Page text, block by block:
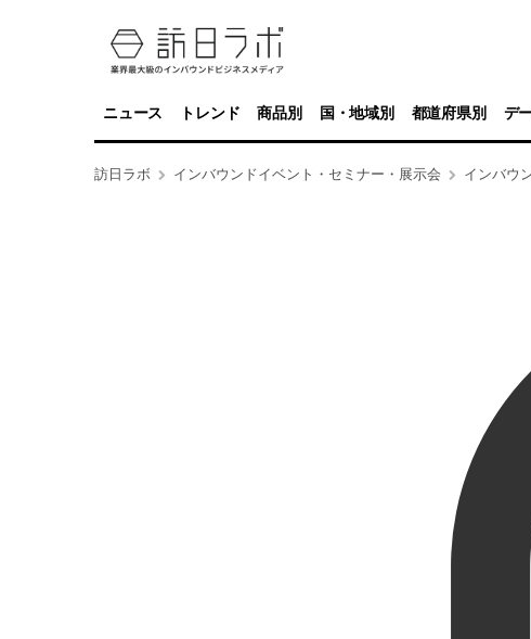
ニュース トレンド 商品別 国・地域別 都道府県別 デ
訪日ラボ インバウンドイベント・セミナー・展示会 インバウ